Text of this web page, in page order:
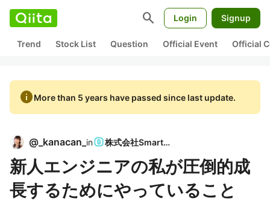
search Login Signup
Trend Stock List Question Official Event Official
infoMore than 5 years have passed since last update.
@ _kanacan_ in 株式会社SmartHR
新人エンジニアの私が圧倒的成
長するためにやっていること